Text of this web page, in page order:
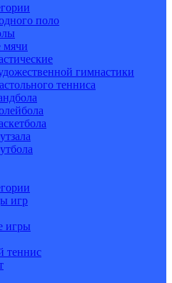
поло
мячи
гимнастики
тенниса
игр
игры
теннис